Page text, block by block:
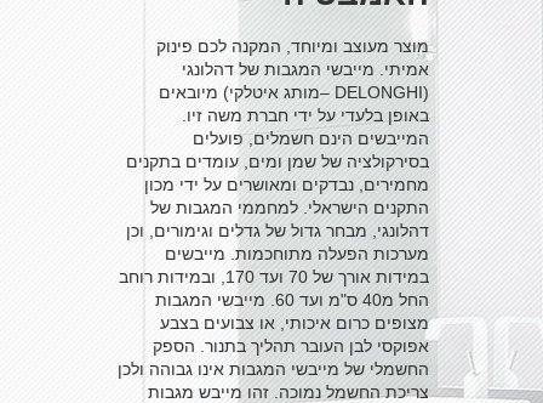
מוצר מעוצב ומיוחד, המקנה לכם פינוק
אמיתי. מייבשי המגבות של דהלונגי
(DELONGHI –מותג איטלקי) מיובאים
באופן בלעדי על ידי חברת משה זיו.
המייבשים הינם חשמלים, פועלים
בסירקולציה של שמן ומים, עומדים בתקנים
מחמירים, נבדקים ומאושרים על ידי מכון
התקנים הישראלי. למחממי המגבות של
דהלונגי, מבחר גדול של גדלים וגימורים, וכן
מערכות הפעלה מתוחכמות. מייבשים
במידות אורך של 70 ועד 170, ובמידות רוחב
החל מ40 ס"מ ועד 60. מייבשי המגבות
מצופים כרום איכותי, או צבועים בצבע
אפוקסי לבן העובר תהליך בתנור. הספק
החשמלי של מייבשי המגבות אינו גבוהה ולכן
צריכת החשמל נמוכה. זהו מייבש מגבות